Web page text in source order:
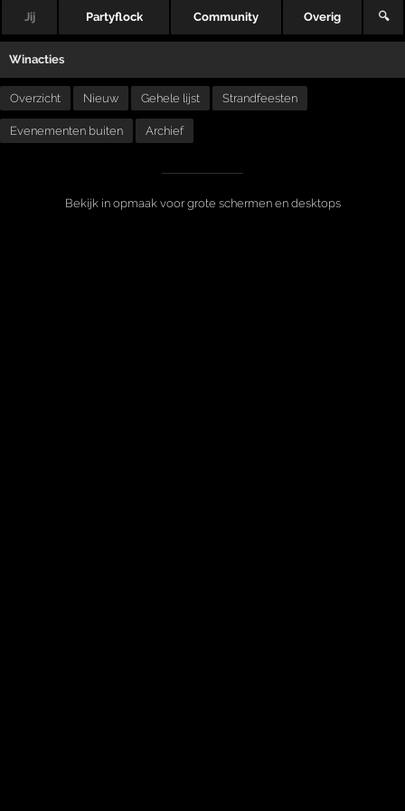
Jij Partyflock Community Overig 🔍
Winacties
Overzicht Nieuw Gehele lijst Strandfeesten
Evenementen buiten Archief
Bekijk in opmaak voor grote schermen en desktops